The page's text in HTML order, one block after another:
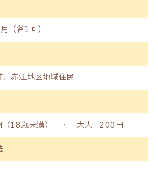
（各1回）
赤江地区地域住民
（18歳未満） ・ 大人 : 200円